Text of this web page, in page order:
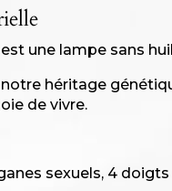
une lampe sans
notre héritage
de vivre.
sexuels, 4 doigts